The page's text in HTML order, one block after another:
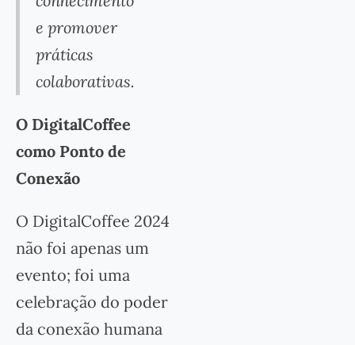
e promover
práticas
colaborativas.
O DigitalCoffee
como Ponto de
Conexão
O DigitalCoffee 2024
não foi apenas um
evento; foi uma
celebração do poder
da conexão humana